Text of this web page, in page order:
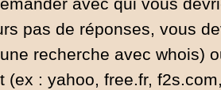
avec qui vous
pas de réponses, vous
recherche avec whois)
(ex : yahoo, free.fr,